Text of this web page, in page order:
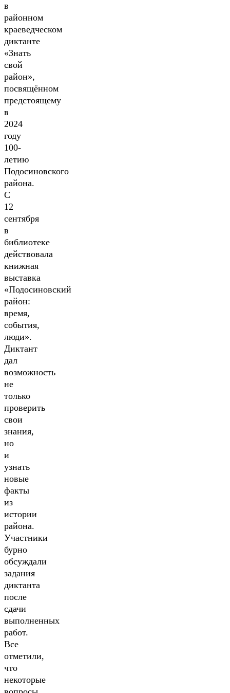
в
районном
краеведческом
диктанте
«Знать
свой
район»,
посвящённом
предстоящему
в
2024
году
100-
летию
Подосиновского
района.
С
12
сентября
в
библиотеке
действовала
книжная
выставка
«Подосиновский
район:
время,
события,
люди».
Диктант
дал
возможность
не
только
проверить
свои
знания,
но
и
узнать
новые
факты
из
истории
района.
Участники
бурно
обсуждали
задания
диктанта
после
сдачи
выполненных
работ.
Все
отметили,
что
некоторые